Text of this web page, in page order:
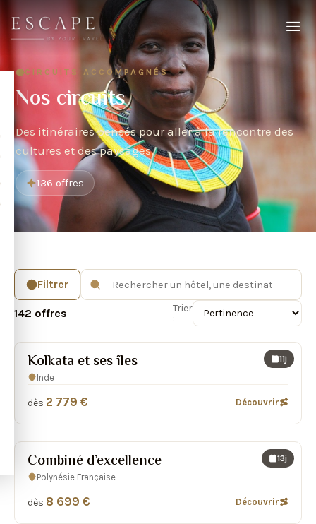
CIRCUITS ACCOMPAGNÉS
Nos circuits
Des itinéraires pensés pour aller à la rencontre des
cultures et des paysages.
136 offres
Filtrer
142 offres
Trier
:
11j
Kolkata et ses îles
Inde
dès 2 779 € Découvrir
13j
Combiné d’excellence
Polynésie Française
dès 8 699 € Découvrir